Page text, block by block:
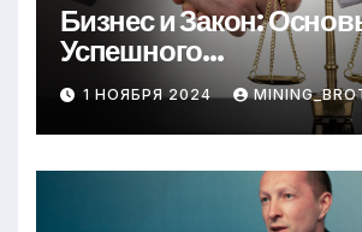
Бизнес и Закон:
Успешного
Предпринимательства
1 НОЯБРЯ 2024